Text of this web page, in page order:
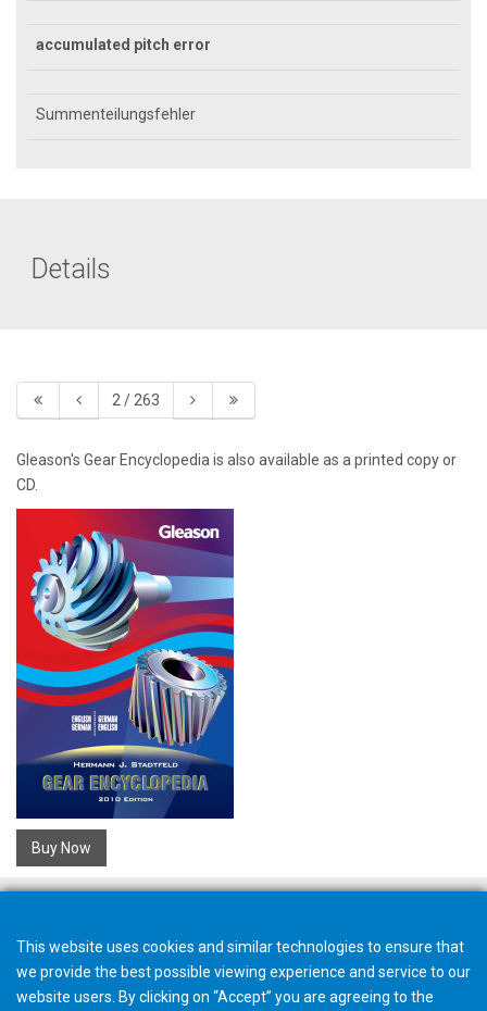
accumulated pitch error
Summenteilungsfehler
Details
2 / 263
Gleason's Gear Encyclopedia is also available as a printed copy or
CD.
Buy Now
This website uses cookies and similar technologies to ensure that
we provide the best possible viewing experience and service to our
website users. By clicking on “Accept” you are agreeing to the